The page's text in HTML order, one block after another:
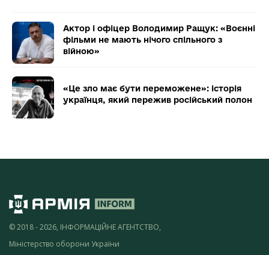
Актор і офіцер Володимир Ращук: «Воєнні
фільми не мають нічого спільного з
війною»
«Це зло має бути переможене»: історія
українця, який пережив російський полон
© 2018 - 2026, ІНФОРМАЦІЙНЕ АГЕНТСТВО,
Міністерство оборони України